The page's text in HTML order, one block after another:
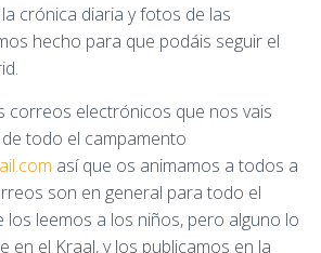
crónica diaria y fotos de las
hecho para que podáis seguir el
correos electrónicos que nos vais
todo el campamento
así que os animamos a todos a
son en general para todo el
los leemos a los niños, pero alguno lo
en el Kraal, y los publicamos en la